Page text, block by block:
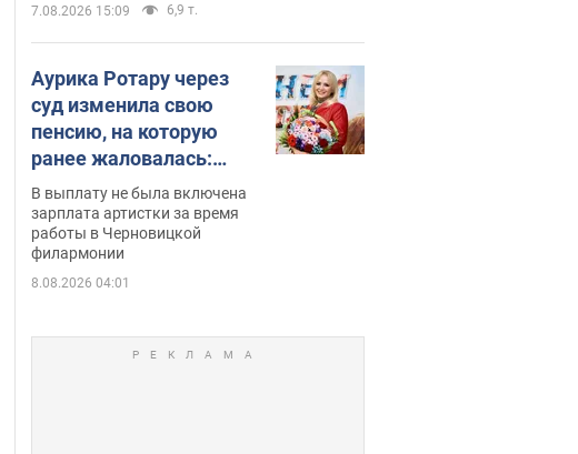
7.08.2026 15:09 6,9 т.
Аурика Ротару через
суд изменила свою
пенсию, на которую
ранее жаловалась:
сколько получала
певица
В выплату не была включена
зарплата артистки за время
работы в Черновицкой
филармонии
8.08.2026 04:01